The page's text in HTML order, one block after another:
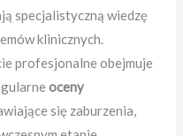
specjalistyczną wiedzę
klinicznych.
profesjonalne obejmuje
oceny
się zaburzenia,